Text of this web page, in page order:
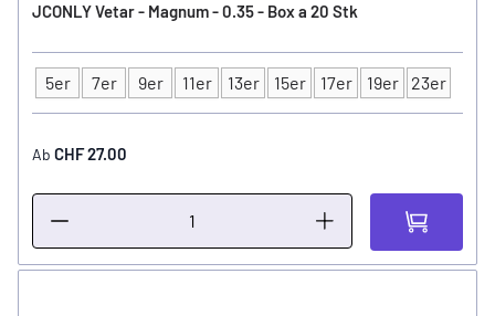
JCONLY Vetar - Magnum - 0.35 - Box a 20 Stk
Typ
5er 7er 9er 11er 13er 15er 17er 19er 23er
Ab CHF 27.00